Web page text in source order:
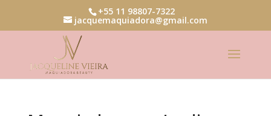
+55 11 98807-7322
jacquemaquiadora@gmail.com